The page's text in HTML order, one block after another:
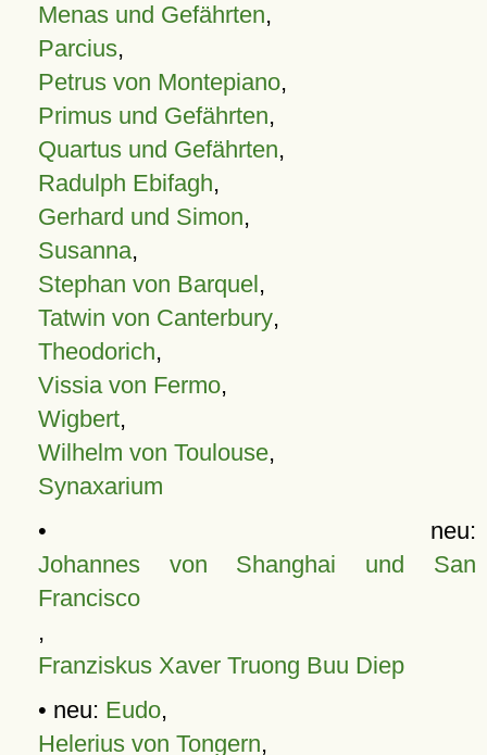
Menas und Gefährten,
Parcius,
Petrus von Montepiano,
Primus und Gefährten,
Quartus und Gefährten,
Radulph Ebifagh,
Gerhard und Simon,
Susanna,
Stephan von Barquel,
Tatwin von Canterbury,
Theodorich,
Vissia von Fermo,
Wigbert,
Wilhelm von Toulouse,
Synaxarium
• neu:
Johannes von Shanghai und San
Francisco
,
Franziskus Xaver Truong Buu Diep
• neu: Eudo,
Helerius von Tongern,